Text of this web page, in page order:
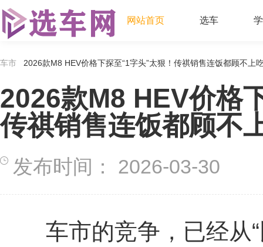
网站首页 选车
车市 2026款M8 HEV价格下探至“1字头”太狠！传祺销售连饭都顾不上
2026款M8 HEV价格
传祺销售连饭都顾不
发布时间： 2026-03-30
车市的竞争，已经从“